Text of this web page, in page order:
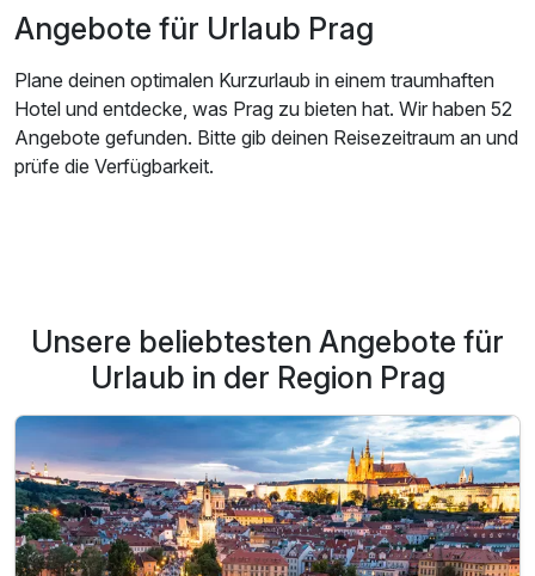
Angebote für Urlaub Prag
Plane deinen optimalen Kurzurlaub in einem traumhaften
Hotel und entdecke, was Prag zu bieten hat. Wir haben 52
Angebote gefunden. Bitte gib deinen Reisezeitraum an und
prüfe die Verfügbarkeit.
Unsere beliebtesten Angebote für
Urlaub in der Region Prag